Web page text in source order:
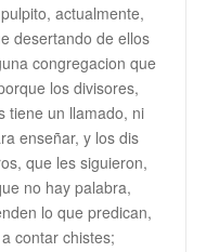
actualmente,
desertando de ellos
congregacion que
los divisores,
tiene un llamado, ni
enseñar, y los dis
que les siguieron,
no hay palabra,
lo que predican,
contar chistes;